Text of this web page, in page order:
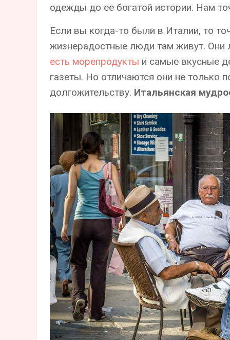
одежды до ее богатой истории. Нам
Если вы когда-то были в Италии, то
жизнерадостные люди там живут. Они
есть морепродукты и самые вкусные
газеты. Но отличаются они не только
долгожительству. Итальянская